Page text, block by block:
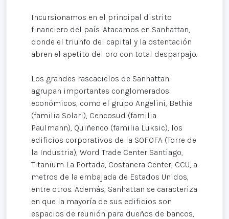
Incursionamos en el principal distrito
financiero del país. Atacamos en Sanhattan,
donde el triunfo del capital y la ostentación
abren el apetito del oro con total desparpajo.
Los grandes rascacielos de Sanhattan
agrupan importantes conglomerados
económicos, como el grupo Angelini, Bethia
(familia Solari), Cencosud (familia
Paulmann), Quiñenco (familia Luksic), los
edificios corporativos de la SOFOFA (Torre de
la Industria), Word Trade Center Santiago,
Titanium La Portada, Costanera Center, CCU, a
metros de la embajada de Estados Unidos,
entre otros. Además, Sanhattan se caracteriza
en que la mayoría de sus edificios son
espacios de reunión para dueños de bancos,